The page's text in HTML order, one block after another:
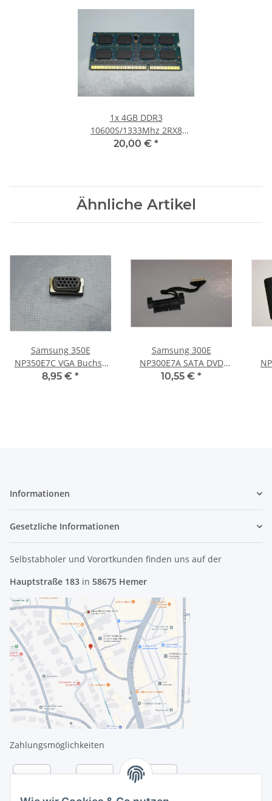
1x 4GB DDR3
10600S/1333Mhz 2RX8
Notebook SO-DIMM RAM
20,00 € *
Ähnliche Artikel
Samsung 350E
NP350E7C VGA Buchse
Port vom Mainboard
8,95 € *
Samsung 300E
NP300E7A SATA DVD
Laufwerk Adapter
10,55 € *
Informationen
Gesetzliche Informationen
Selbstabholer und Vorortkunden finden uns auf der
Hauptstraße 183 in 58675 Hemer
Zahlungsmöglichkeiten